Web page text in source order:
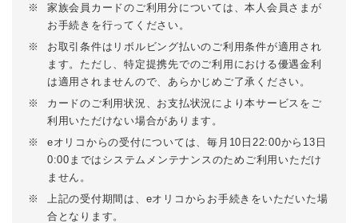
※
家族会員カードのご利用分については、本人会員さまが
お手続きを行ってください。
※
お取引条件はリボルビング払いのご利用条件が適用され
ます。ただし、特定提携先でのご利用における優遇金利
は適用されませんので、あらかじめご了承ください。
※
カードのご利用状況、お支払状況により本サービスをご
利用いただけない場合があります。
※
eオリコからの受付については、毎月10日22:00から13日
0:00まではシステムメンテナンスのためご利用いただけ
ません。
※
上記の受付期間は、eオリコからお手続きをいただいた場
合となります。